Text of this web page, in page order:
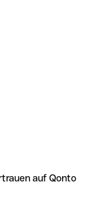
auf Qonto